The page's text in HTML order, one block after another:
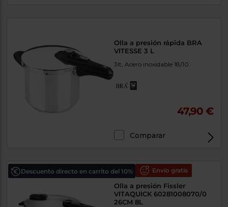
Olla a presión rápida BRA
VITESSE 3 L
3lt, Acero inoxidable 18/10
47,90 €
Comparar
Descuento directo en carrito del 10% Envío gratis
Olla a presión Fissler
VITAQUICK 60281008070/0
26CM 8L